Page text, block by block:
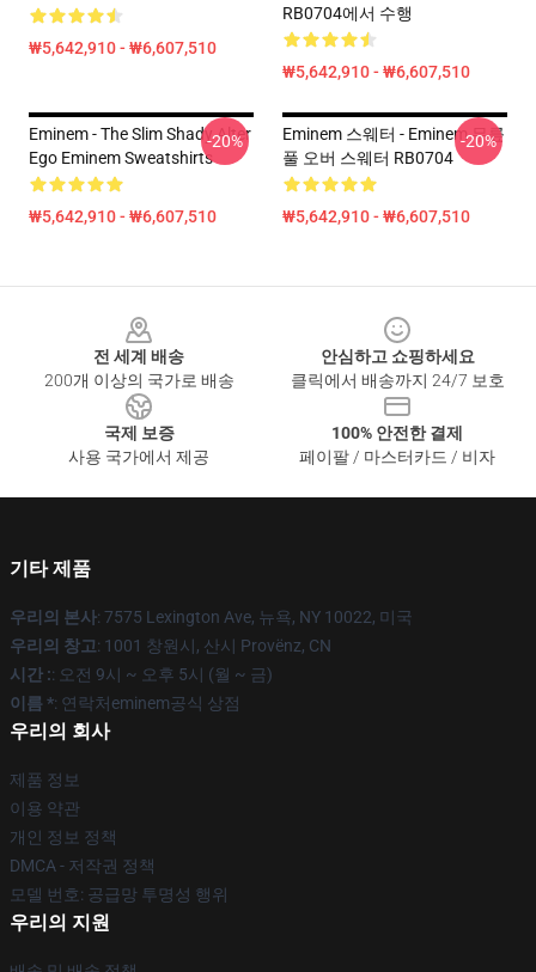
₩5,642,910 - ₩6,607,510
RB0704에서 수행
₩5,642,910 - ₩6,607,510
Eminem - The Slim Shady Alter
Ego Eminem Sweatshirts
₩5,642,910 - ₩6,607,510
-20%
Eminem 스웨터 - Eminem 무릎
풀 오버 스웨터 RB0704
₩5,642,910 - ₩6,607,510
-20%
전 세계 배송
200개 이상의 국가로 배송
안심하고 쇼핑하세요
클릭에서 배송까지 24/7 보호
국제 보증
사용 국가에서 제공
100% 안전한 결제
페이팔 / 마스터카드 / 비자
기타 제품
우리의 본사: 7575 Lexington Ave, 뉴욕, NY 10022, 미국
우리의 창고: 1001 창원시, 산시 Provënz, CN
시간 :: 오전 9시 ~ 오후 5시 (월 ~ 금)
이름 *: 연락처eminem공식 상점
우리의 회사
제품 정보
이용 약관
개인 정보 정책
DMCA - 저작권 정책
모델 번호: 공급망 투명성 행위
우리의 지원